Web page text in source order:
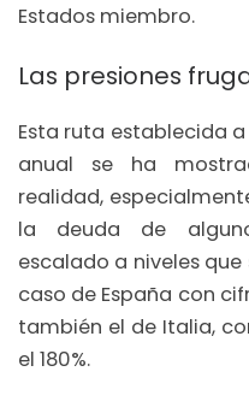
Estados miembro.
Las presiones
Esta ruta establecida
anual se ha
realidad,
la deuda de
escalado a niveles que
caso de España con
también el de Italia,
el 180%.